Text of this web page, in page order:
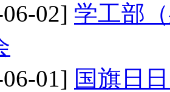
02] 学工部
01] 国旗日